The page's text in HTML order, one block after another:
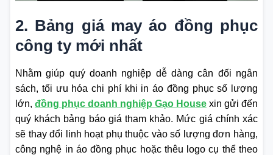
2. Bảng giá may áo đồng phục
công ty mới nhất
Nhằm giúp quý doanh nghiệp dễ dàng cân đối ngân
sách, tối ưu hóa chi phí khi in áo đồng phục số lượng
lớn, đồng phục doanh nghiệp Gạo House xin gửi đến
quý khách bảng báo giá tham khảo. Mức giá chính xác
sẽ thay đổi linh hoạt phụ thuộc vào số lượng đơn hàng,
công nghệ in áo đồng phục hoặc thêu logo cụ thể theo